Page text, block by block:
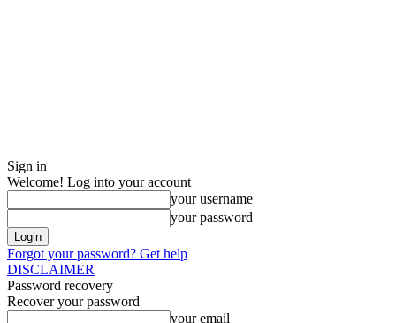
Sign in
Welcome! Log into your account
your username
your password
Forgot your password? Get help
DISCLAIMER
Password recovery
Recover your password
your email